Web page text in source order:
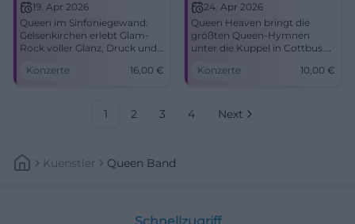
19. Apr 2026
Queen im Sinfoniegewand:
Gelsenkirchen erlebt Glam-
Rock voller Glanz, Druck und
MiR ab 16 €. #QueenForever
Konzerte 16,00 €
Cottbus
24. Apr 2026
Queen Heaven bringt die
größten Queen-Hymnen
unter die Kuppel in Cottbus.
am 24.04.2026 für 10 Euro.
Konzerte 10,00 €
1 2 3 4 Next
Kuenstler Queen Band